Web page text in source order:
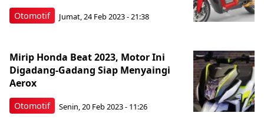
Otomotif Jumat, 24 Feb 2023 - 21:38
Otomotif
Mirip Honda Beat 2023, Motor Ini
Digadang-Gadang Siap Menyaingi
Aerox
Senin, 20 Feb 2023 - 11:26